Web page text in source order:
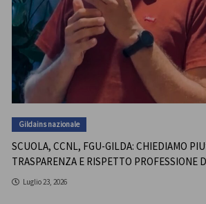
Gildains nazionale
SCUOLA, CCNL, FGU-GILDA: CHIEDIAMO
TRASPARENZA E RISPETTO PROFESSIONE
Luglio 23, 2026